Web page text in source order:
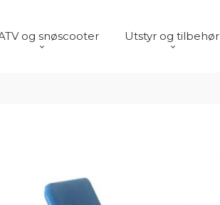
og snøscooter Utstyr og tilbehør